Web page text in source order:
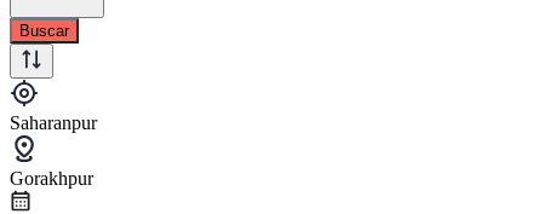
Buscar
Saharanpur
Gorakhpur